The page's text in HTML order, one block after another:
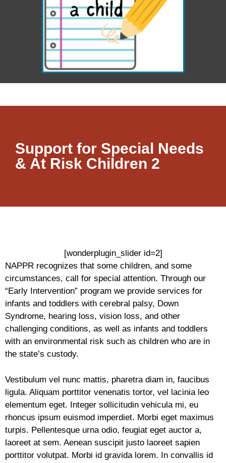
Support for Special Needs
& At Risk Children 2
[wonderplugin_slider id=2]
NAPPR recognizes that some children, and some
circumstances, call for special attention. Through our
“Early Intervention” program we provide services for
infants and toddlers with cerebral palsy, Down
Syndrome, hearing loss, vision loss, and other
challenging conditions, as well as infants and toddlers
with an environmental risk such as children who are in
the state’s custody.
Vestibulum vel nunc mattis, pharetra diam in, faucibus
ligula. Aliquam porttitor venenatis tortor, vel lacinia leo
elementum eget. Integer sollicitudin vehicula mi, eu
rhoncus ipsum euismod imperdiet. Morbi eget maximus
turpis. Pellentesque urna odio, feugiat eget auctor a,
laoreet at sem. Aenean suscipit justo laoreet sapien
porttitor volutpat. Morbi id gravida lorem. In convallis id